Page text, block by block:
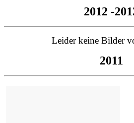
2012 -
Leider keine Bilder
2011